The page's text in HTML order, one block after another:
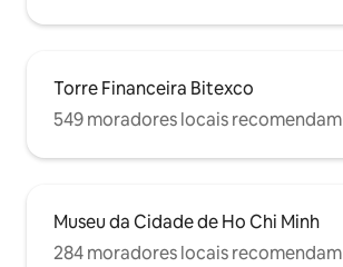
Torre Financeira Bitexco
549 moradores locais recomendam
Museu da Cidade de Ho Chi Minh
284 moradores locais recomendam